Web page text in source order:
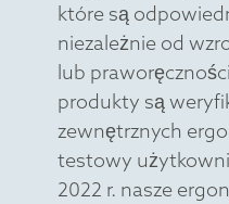
które są
niezależnie od
lub
produkty są
zewnętrznych
testowy
2022 r. nasze